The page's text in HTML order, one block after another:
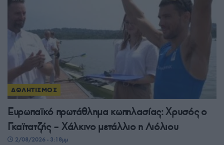
ΑΘΛΗΤΙΣΜΟΣ
Ευρωπαϊκό πρωτάθλημα κωπηλασίας: Χρυσός ο
Γκαϊτατζής – Χάλκινο μετάλλιο η Λιόλιου
2/08/2026 - 3:18μμ